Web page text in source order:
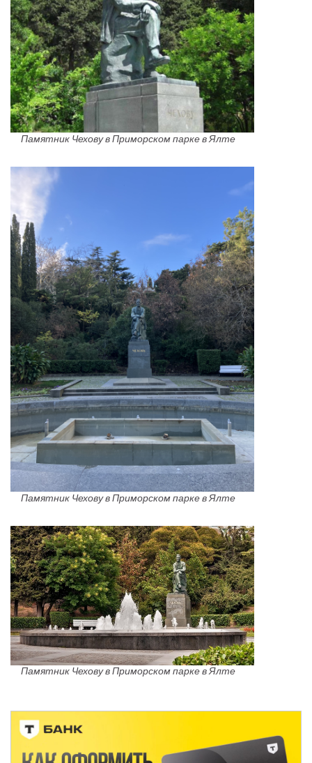
Памятник Чехову в Приморском парке в Ялте
Памятник Чехову в Приморском парке в Ялте
Памятник Чехову в Приморском парке в Ялте